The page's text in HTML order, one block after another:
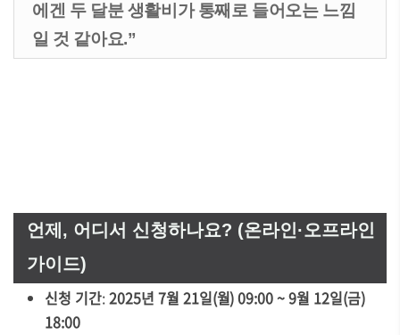
에겐 두 달분 생활비가 통째로 들어오는 느낌
일 것 같아요.”
언제, 어디서 신청하나요? (온라인·오프라인
가이드)
신청 기간:2025년 7월 21일(월) 09:00 ~ 9월 12일(금)
18:00